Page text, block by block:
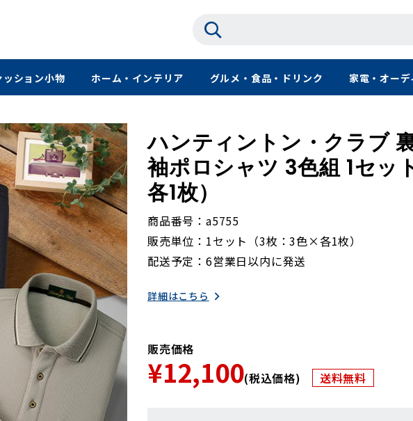
ッション小物 ホーム・インテリア グルメ・食品・ドリンク 家電・オーデ
ハンティントン・クラブ
袖ポロシャツ 3色組 1セッ
各1枚）
商品番号
a5755
販売単位
1セット（3枚：3色×各1枚）
配送予定
6営業日以内に発送
詳細はこちら
販売価格
¥12,100(税込価格) 送料無料